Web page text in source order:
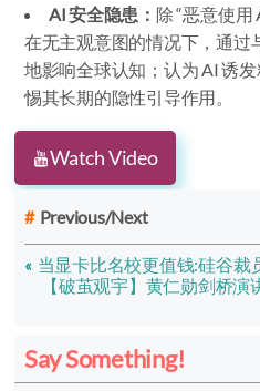
AI 安全隐患： 除 “恶意使用
在无主观意图的情况下，通过
地影响全球认知；认为 AI 诱
惕其长期的隐性引导作用。
Watch Video
Previous/Next
当显卡比名校更值钱:硅谷裁
【破茧观宇】黄仁勋剑桥
Say Something!